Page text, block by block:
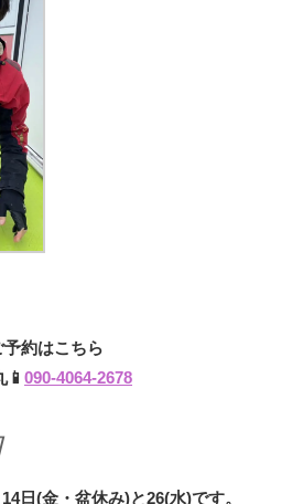
予約はこちら
📱 090-4064-2678
日(金・盆休み)と26(水)です。